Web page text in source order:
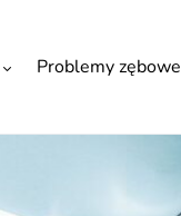
Problemy zębowe